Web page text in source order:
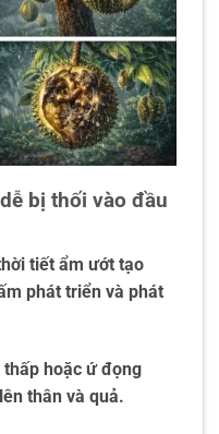
bị thối vào đầu
tiết ẩm ướt tạo
phát triển và phát
hoặc ứ đọng
thân và quả.